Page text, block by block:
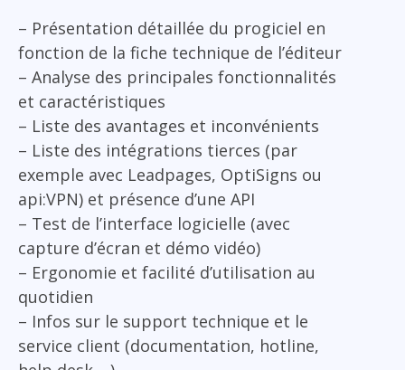
– Présentation détaillée du progiciel en
fonction de la fiche technique de l’éditeur
– Analyse des principales fonctionnalités
et caractéristiques
– Liste des avantages et inconvénients
– Liste des intégrations tierces (par
exemple avec Leadpages, OptiSigns ou
api:VPN) et présence d’une API
– Test de l’interface logicielle (avec
capture d’écran et démo vidéo)
– Ergonomie et facilité d’utilisation au
quotidien
– Infos sur le support technique et le
service client (documentation, hotline,